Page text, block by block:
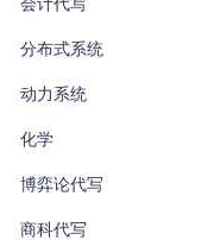
分布式系统
动力系统
化学
博弈论代写
商科代写